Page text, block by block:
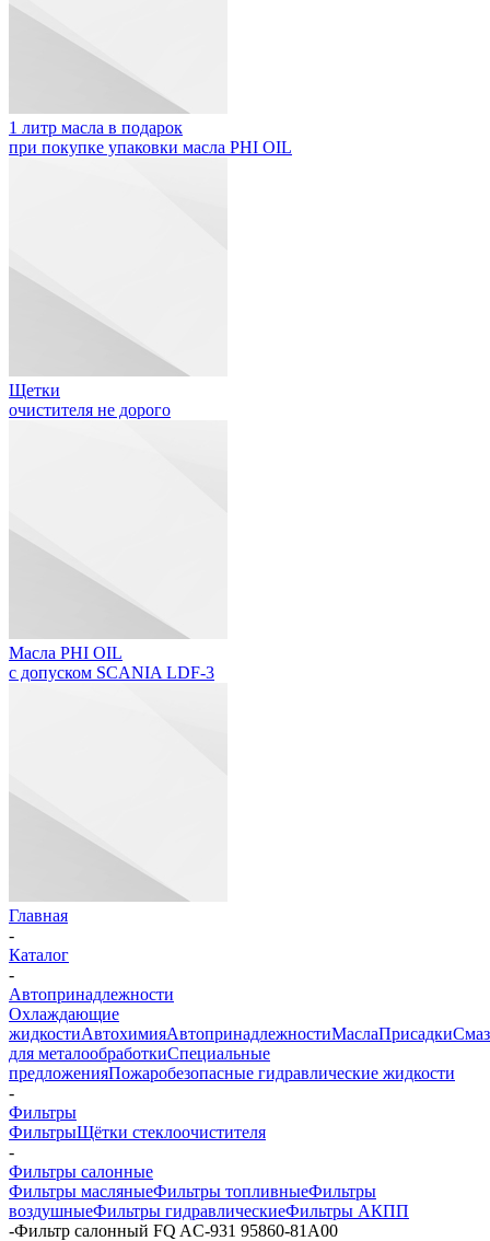
1 литр масла в подарок
при покупке упаковки масла PHI OIL
Щетки
очистителя не дорого
Масла PHI OIL
с допуском SCANIA LDF-3
Главная
-
Каталог
-
Автопринадлежности
Охлаждающие
жидкостиАвтохимияАвтопринадлежностиМаслаПрисадки
для металообработкиСпециальные
предложенияПожаробезопасные гидравлические жидкости
-
Фильтры
ФильтрыЩётки стеклоочистителя
-
Фильтры салонные
Фильтры масляныеФильтры топливныеФильтры
воздушныеФильтры гидравлическиеФильтры АКПП
-Фильтр салонный FQ AC-931 95860-81A00